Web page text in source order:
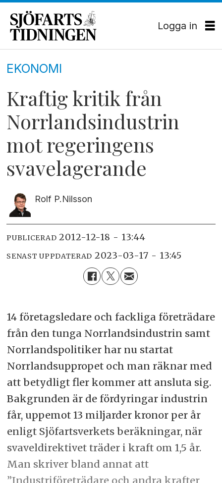
Logga in
EKONOMI
Kraftig kritik från
Norrlandsindustrin
mot regeringens
svavelagerande
Rolf P.Nilsson
PUBLICERAD 2012-12-18 - 13:44
SENAST UPPDATERAD 2023-03-17 - 13:45
14 företagsledare och fackliga företrädare
från den tunga Norrlandsindustrin samt
Norrlandspolitiker har nu startat
Norrlandsuppropet och man räknar med
att betydligt fler kommer att ansluta sig.
Bakgrunden är de fördyringar industrin
får, uppemot 13 miljarder kronor per år
enligt Sjöfartsverkets beräkningar, när
svaveldirektivet träder i kraft om 1,5 år.
Man skriver bland annat att
”Industriföreträdare och andra krafter